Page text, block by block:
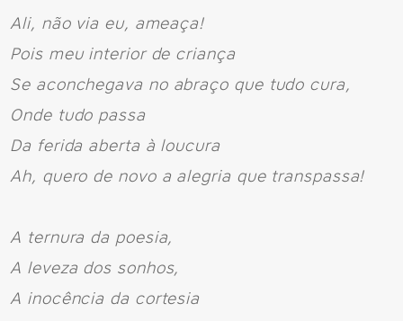
Ali, não via eu, ameaça!
Pois meu interior de criança
Se aconchegava no abraço que tudo cura,
Onde tudo passa
Da ferida aberta à loucura
Ah, quero de novo a alegria que transpassa!
A ternura da poesia,
A leveza dos sonhos,
A inocência da cortesia